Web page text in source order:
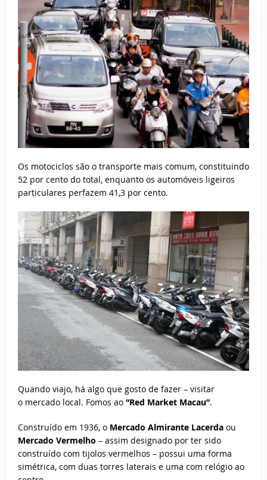
Os motociclos são o transporte mais comum, constituindo
52 por cento do total, enquanto os automóveis ligeiros
particulares perfazem 41,3 por cento.
Quando viajo, há algo que gosto de fazer – visitar
o mercado local. Fomos ao “Red Market Macau”.
Construído em 1936, o Mercado Almirante Lacerdaou
Mercado Vermelho – assim designado por ter sido
construído com tijolos vermelhos – possui uma forma
simétrica, com duas torres laterais e uma com relógio ao